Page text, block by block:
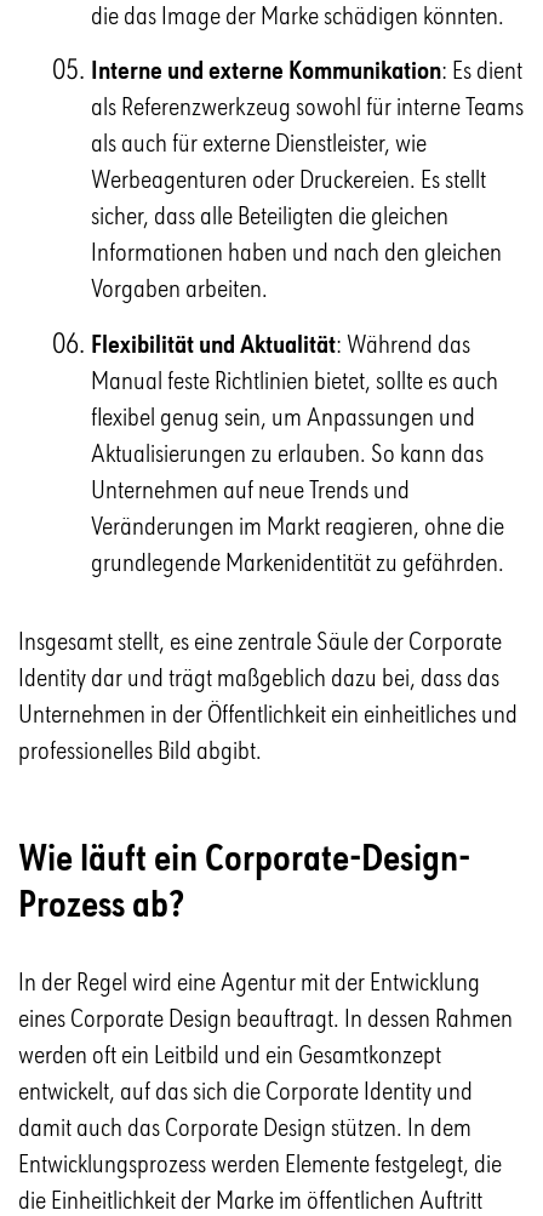
die das Image der Marke schädigen könnten.
Interne und externe Kommunikation: Es dient
als Referenzwerkzeug sowohl für interne Teams
als auch für externe Dienstleister, wie
Werbeagenturen oder Druckereien. Es stellt
sicher, dass alle Beteiligten die gleichen
Informationen haben und nach den gleichen
Vorgaben arbeiten.
Flexibilität und Aktualität: Während das
Manual feste Richtlinien bietet, sollte es auch
flexibel genug sein, um Anpassungen und
Aktualisierungen zu erlauben. So kann das
Unternehmen auf neue Trends und
Veränderungen im Markt reagieren, ohne die
grundlegende Markenidentität zu gefährden.
Insgesamt stellt, es eine zentrale Säule der Corporate
Identity dar und trägt maßgeblich dazu bei, dass das
Unternehmen in der Öffentlichkeit ein einheitliches und
professionelles Bild abgibt.
Wie läuft ein Corporate-Design-
Prozess ab?
In der Regel wird eine Agentur mit der Entwicklung
eines Corporate Design beauftragt. In dessen Rahmen
werden oft ein Leitbild und ein Gesamtkonzept
entwickelt, auf das sich die Corporate Identity und
damit auch das Corporate Design stützen. In dem
Entwicklungsprozess werden Elemente festgelegt, die
die Einheitlichkeit der Marke im öffentlichen Auftritt